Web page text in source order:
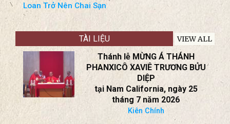
Loan Trở Nên Chai Sạn
TÀI LIỆU VIEW ALL
Thánh lễ MỪNG Á THÁNH
PHANXICÔ XAVIÊ TRƯƠNG BỬU
DIỆP
tại Nam California, ngày 25
tháng 7 năm 2026
Kiên Chính